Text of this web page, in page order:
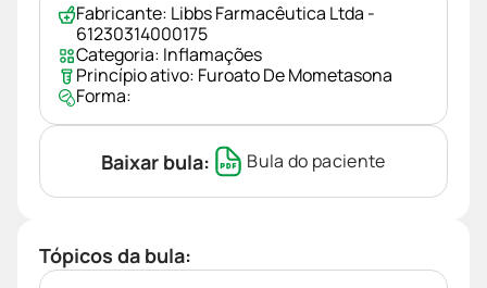
Fabricante: Libbs Farmacêutica Ltda -
61230314000175
Categoria: Inflamações
Princípio ativo: Furoato De Mometasona
Forma:
Baixar bula: Bula do paciente
Tópicos da bula: